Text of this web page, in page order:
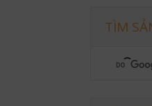
TÌM